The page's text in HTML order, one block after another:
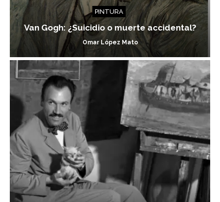
PINTURA
Van Gogh: ¿Suicidio o muerte accidental?
Omar López Mato